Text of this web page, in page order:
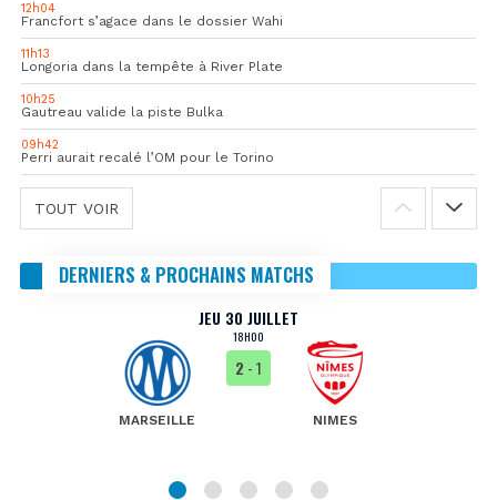
12h04
Francfort s’agace dans le dossier Wahi
11h13
Longoria dans la tempête à River Plate
10h25
Gautreau valide la piste Bulka
09h42
Perri aurait recalé l’OM pour le Torino
TOUT VOIR
DERNIERS & PROCHAINS MATCHS
JEU 30 JUILLET
18H00
MARSEILLE
2 - 1
NIMES